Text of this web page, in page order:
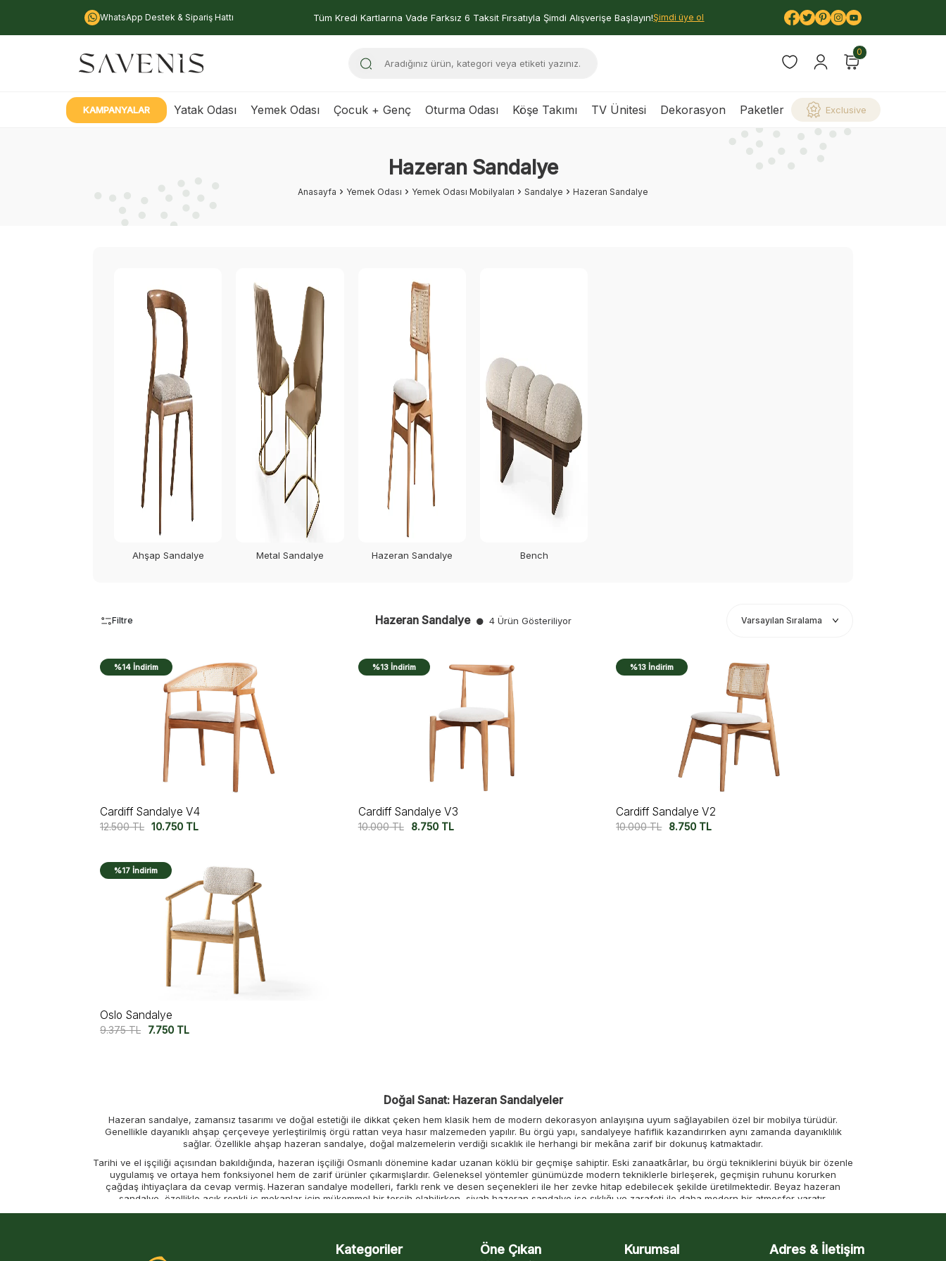
WhatsApp Destek & Sipariş Hattı Tüm Kredi Kartlarına Vade Farksız 6 Taksit Fırsatıyla Şimdi Alışverişe Başlayın!Şimdi üye ol
0
KAMPANYALAR Yatak Odası Yemek Odası Çocuk + Genç Oturma Odası Köşe Takımı TV Ünitesi Dekorasyon Paketler Exclusive
Hazeran Sandalye
Anasayfa Yemek Odası Yemek Odası Mobilyaları Sandalye Hazeran Sandalye
Ahşap Sandalye Metal Sandalye Hazeran Sandalye Bench
Hazeran Sandalye 4 Ürün Gösteriliyor
Filtre
%14 İndirim
Cardiff Sandalye V4
12.500TL 10.750 TL
%13 İndirim
Cardiff Sandalye V3
10.000TL 8.750TL
%13 İndirim
Cardiff Sandalye V2
10.000TL 8.750 TL
%17 İndirim
Oslo Sandalye
9.375TL 7.750 TL
Doğal Sanat: Hazeran Sandalyeler
Hazeran sandalye, zamansız tasarımı ve doğal estetiği ile dikkat çeken hem klasik hem de modern dekorasyon anlayışına uyum sağlayabilen özel bir mobilya türüdür.
Genellikle dayanıklı ahşap çerçeveye yerleştirilmiş örgü rattan veya hasır malzemeden yapılır. Bu örgü yapı, sandalyeye hafiflik kazandırırken aynı zamanda dayanıklılık
sağlar. Özellikle ahşap hazeran sandalye, doğal malzemelerin verdiği sıcaklık ile herhangi bir mekâna zarif bir dokunuş katmaktadır.
Tarihi ve el işçiliği açısından bakıldığında, hazeran işçiliği Osmanlı dönemine kadar uzanan köklü bir geçmişe sahiptir. Eski zanaatkârlar, bu örgü tekniklerini büyük bir özenle
uygulamış ve ortaya hem fonksiyonel hem de zarif ürünler çıkarmışlardır. Geleneksel yöntemler günümüzde modern tekniklerle birleşerek, geçmişin ruhunu korurken
çağdaş ihtiyaçlara da cevap vermiş. Hazeran sandalye modelleri, farklı renk ve desen seçenekleri ile her zevke hitap edebilecek şekilde üretilmektedir. Beyaz hazeran
sandalye, özellikle açık renkli iç mekanlar için mükemmel bir tercih olabilirken, siyah hazeran sandalye ise şıklığı ve zarafeti ile daha modern bir atmosfer yaratır.
çok tercih edilen bir seçenek yapar.
Kategoriler
Öne Çıkan
Kurumsal Adres & İletişim